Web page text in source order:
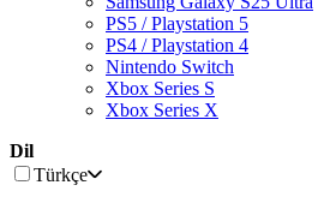
PS5 / Playstation 5
PS4 / Playstation 4
Nintendo Switch
Xbox Series S
Xbox Series X
Dil
Türkçe